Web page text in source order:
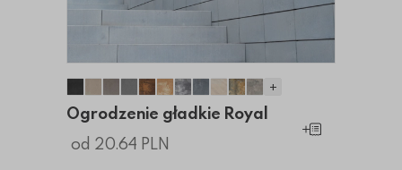
Ogrodzenie gładkie Royal
Ogrodzenie gładkie Royal
Ogrodzenie gładkie Royal
Ogrodzenie gładkie Royal
Ogrodzenie gładkie Royal
Ogrodzenie gładkie Royal
Ogrodzenie gładkie Royal
Ogrodzenie gładkie Royal
Ogrodzenie gładkie
Ogrodzenie gładkie
Ogrodzenie gładkie
+
Ogrodzenie gładkie Royal
od 20.64 PLN
Dodaj do